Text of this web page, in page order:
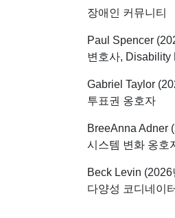
장애인 커뮤니티
Paul Spencer
변호사, Disability
Gabriel Taylor
투표권 옹호자
BreeAnna Adner
시스템 변화 옹호
Beck Levin
다양성 코디네이